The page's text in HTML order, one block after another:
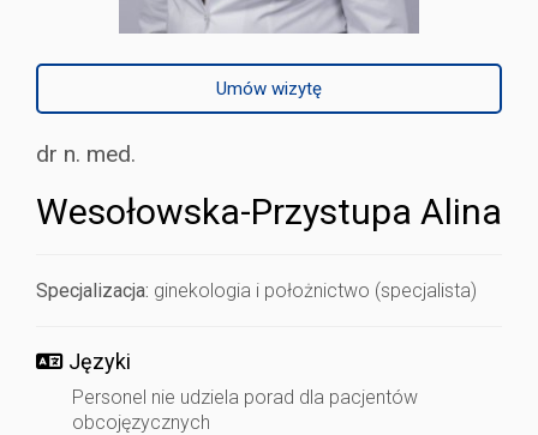
Umów wizytę
dr n. med.
Wesołowska-Przystupa Alina
Specjalizacja: ginekologia i położnictwo (specjalista)
Języki
Personel nie udziela porad dla pacjentów
obcojęzycznych